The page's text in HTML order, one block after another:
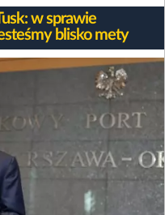
w sprawie
blisko mety